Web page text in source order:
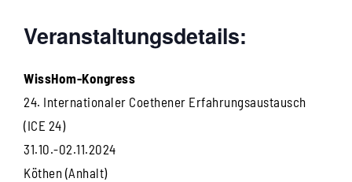
Veranstaltungsdetails:
WissHom-Kongress
24. Internationaler Coethener Erfahrungsaustausch
(ICE 24)
31.10.-02.11.2024
Köthen (Anhalt)